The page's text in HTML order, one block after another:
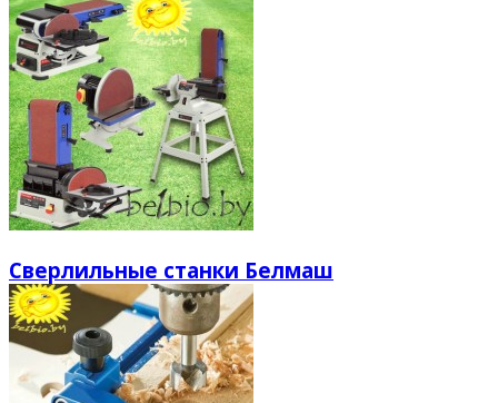
Сверлильные станки Белмаш